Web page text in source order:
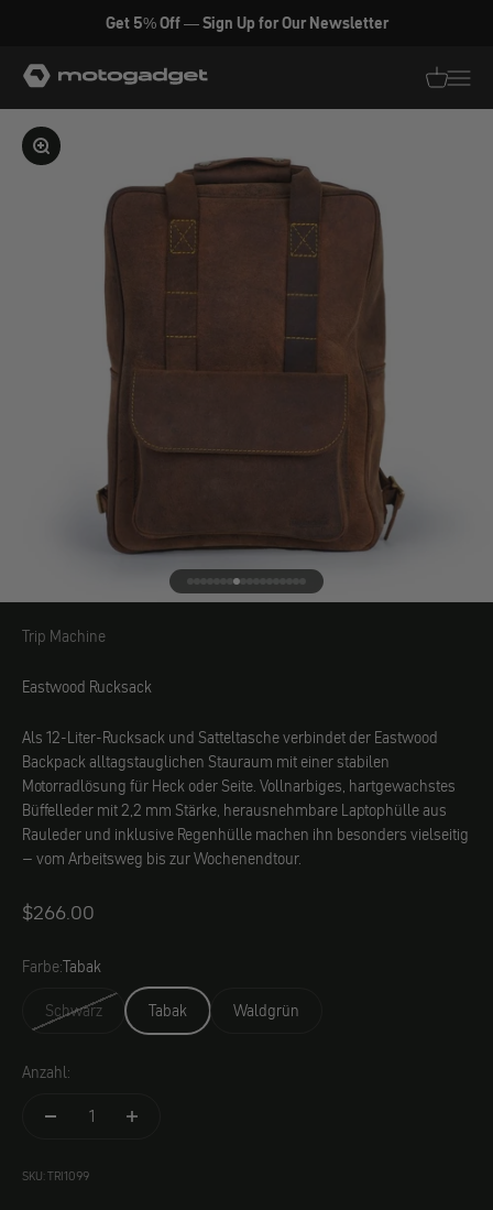
Zum Inhalt springen
Get 5% Off — Sign Up for Our Newsletter
motogadget GmbH
Bild vergrößern
Gehe zu Element 1
Gehe zu Element 2
Gehe zu Element 3
Gehe zu Element 4
Gehe zu Element 5
Gehe zu Element 6
Gehe zu Element 7
Gehe zu Element 8
Gehe zu Element 9
Gehe zu Element 10
Gehe zu Element 11
Gehe zu Element 12
Gehe zu Element 13
Gehe zu Element 14
Gehe zu Element 15
Gehe zu Element 16
Gehe zu Element 17
Gehe zu Element 18
Trip Machine
Trip Machine
Eastwood Rucksack
Als 12-Liter-Rucksack und Satteltasche verbindet der Eastwood
Backpack alltagstauglichen Stauraum mit einer stabilen
Motorradlösung für Heck oder Seite. Vollnarbiges, hartgewachstes
Büffelleder mit 2,2 mm Stärke, herausnehmbare Laptophülle aus
Rauleder und inklusive Regenhülle machen ihn besonders vielseitig
– vom Arbeitsweg bis zur Wochenendtour.
Angebot
$266.00
Farbe:Tabak
Schwarz
Tabak Waldgrün
Anzahl:
SKU: TRI1099